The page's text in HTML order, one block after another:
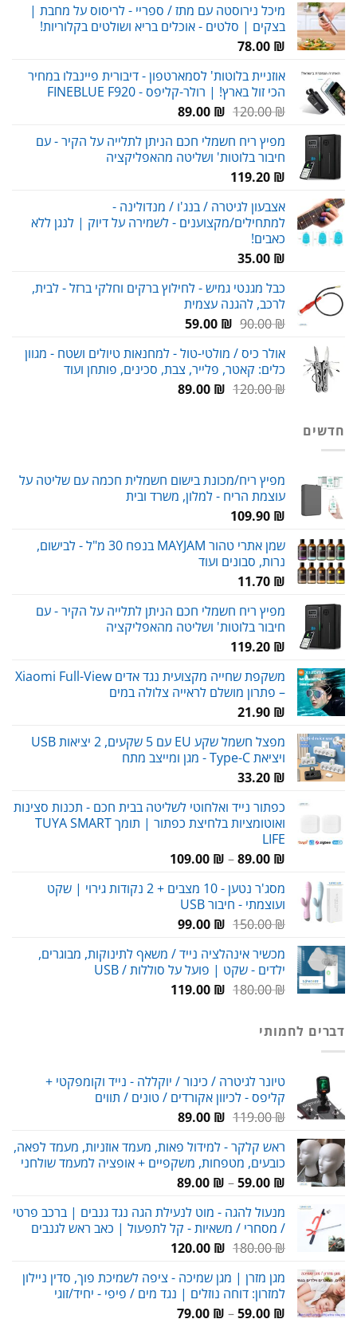
עד
מיכל נירוסטה עם מתז / ספריי - לריסוס על מחבת |
בצקים | סלטים - אוכלים בריא ושולטים בקלוריות!
78.00 ₪
אוזניית בלוטות' לסמארטפון - דיבורית פיינבלו במחיר
הכי זול בארץ! | רולר-קליפס - FINEBLUE F920
120.00₪
המחיר
היה:
120.00 ₪.
89.00 ₪
המחיר
הוא:
89.00 ₪.
מפיץ ריח חשמלי חכם הניתן לתלייה על הקיר - עם
חיבור בלוטות' ושליטה מהאפליקציה
119.20 ₪
אצבעון לגיטרה / בנג'ו / מנדולינה -
למתחילים/מקצוענים - לשמירה על דיוק | לנגן ללא
כאבים!
35.00 ₪
כבל מגנטי גמיש - לחילוץ ברקים וחלקי ברזל - לבית,
לרכב, להגנה עצמית
90.00₪
המחיר
היה:
90.00 ₪.
59.00 ₪
המחיר
הוא:
59.00 ₪.
אולר כיס / מולטי-טול - למחנאות טיולים ושטח - מגוון
כלים: קאטר, פלייר, צבת, סכינים, פותחן ועוד
120.00₪
המחיר89.00 ₪
המחיר
חדשים
מפיץ ריח/מכונת בישום חשמלית חכמה עם שליטה על
עוצמת הריח - למלון, משרד ובית
109.90 ₪
שמן אתרי טהור MAYJAM בנפח 30 מ"ל - לבישום,
נרות, סבונים ועוד
11.70 ₪
מפיץ ריח חשמלי חכם הניתן לתלייה על הקיר - עם
חיבור בלוטות' ושליטה מהאפליקציה
119.20 ₪
משקפת שחייה מקצועית נגד אדים Xiaomi Full-View
– פתרון מושלם לראייה צלולה במים
21.90 ₪
מפצל חשמל שקע EU עם 5 שקעים, 2 יציאות USB
ויציאת Type-C - מגן ומייצב מתח
33.20 ₪
כפתור נייד ואלחוטי לשליטה בבית חכם - תכנות סצינות
ואוטומציות בלחיצת כפתור | תומך TUYA SMART
LIFE
89.00 ₪
–
109.00 ₪
מסג'ר נטען - 10 מצבים + 2 נקודות גירוי | שקט
ועוצמתי - חיבור USB
150.00₪
המחיר
היה:
150.00 ₪.
99.00 ₪
המחיר
הוא:
99.00 ₪.
מכשיר אינהלציה נייד / משאף לתינוקות, מבוגרים,
ילדים - שקט | פועל על סוללות / USB
180.00₪
המחיר119.00 ₪
המחיר
דברים לחמותי
טיונר לגיטרה / כינור / יוקללה - נייד וקומפקטי +
קליפס - לכיוון אקורדים / טונים / תווים
119.00₪
המחיר
היה:
119.00 ₪.
89.00 ₪
המחיר
הוא:
89.00 ₪.
ראש קלקר - למידול פאות, מעמד אוזניות, מעמד לפאה,
כובעים, מטפחות, משקפיים + אופציה למעמד שולחני
59.00 ₪
–
89.00 ₪
טווח
עד
מנעול להגה - מוט לנעילת הגה נגד גנבים | ברכב פרטי
/ מסחרי / משאיות - קל לתפעול | כאב ראש לגנבים
180.00₪
המחיר
היה:
180.00 ₪.
120.00 ₪
המחיר
הוא:
120.00 ₪.
מגן מזרן | מגן שמיכה - ציפה לשמיכת פוך, סדין ניילון
למזרון: דוחה נוזלים | נגד מים / פיפי - יחיד/זוגי
59.00 ₪
–
79.00 ₪ טווח